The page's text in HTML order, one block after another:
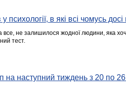
психології, в які всі чомусь досі
все, не залишилося жодної людини, яка
тест.
на наступний тиждень з 20 по